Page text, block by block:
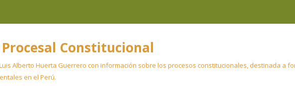
Constitucional
Alberto Huerta Guerrero con información sobre los procesos constitucionales, destinada a
en el Perú.